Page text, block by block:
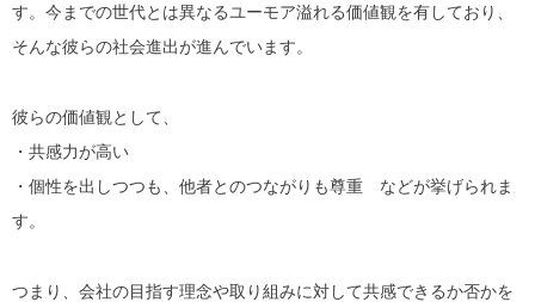
す。今までの世代とは異なるユーモア溢れる価値観を有しており、
そんな彼らの社会進出が進んでいます。
彼らの価値観として、
・ 共感力が高い
・個性を出しつつも、 他者とのつながりも尊重 などが挙げられま
す。
つまり、 会社の目指す理念や取り組みに対して共感できるか否かを